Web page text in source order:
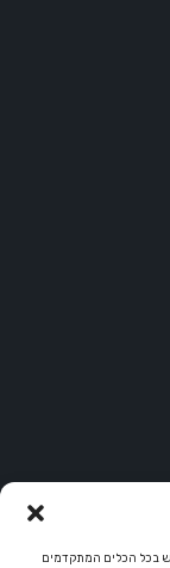
בכל הכלים המתקדמים